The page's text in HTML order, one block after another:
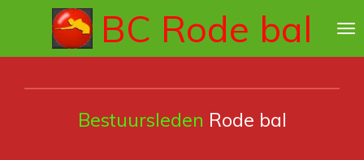
naar
BC Rode bal
Bestuursleden Rode bal